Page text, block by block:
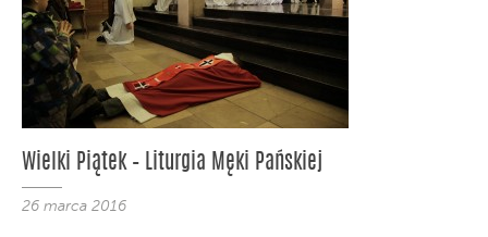
Wielki Piątek – Liturgia Męki Pańskiej
26 marca 2016